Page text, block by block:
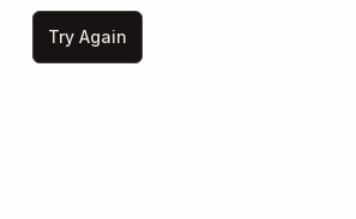
Try Again